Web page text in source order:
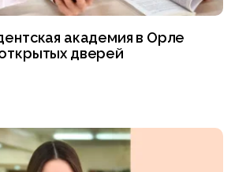
академия в Орле
дверей